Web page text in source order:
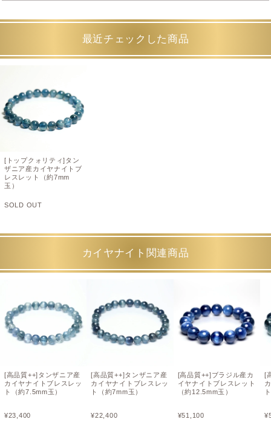
最近チェックした商品
[トップクォリティ]タン
ザニア産カイヤナイトブ
レスレット（約7mm
玉）
SOLD OUT
カイヤナイト関連商品
[高品質++]タンザニア産
カイヤナイトブレスレッ
ト（約7.5mm玉）
¥23,400
[高品質++]タンザニア産
カイヤナイトブレスレッ
ト（約7mm玉）
¥22,400
[高品質++]ブラジル産カ
イヤナイトブレスレット
（約12.5mm玉）
¥51,100
[
¥